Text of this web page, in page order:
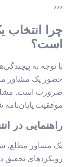
***
چرا
است؟
با توجه به
حضور یک مشاور
ضرورت است.
موفقیت پایان‌نامه
راهنمایی در
یک مشاور مطلع،
رویکردهای تحقیق